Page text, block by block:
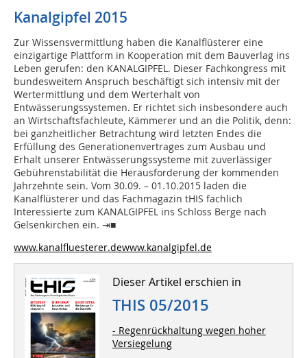
Kanalgipfel 2015
Zur Wissensvermittlung haben die Kanalflüsterer eine
einzigartige Plattform in Kooperation mit dem Bauverlag ins
Leben gerufen: den KANALGIPFEL. Dieser Fachkongress mit
bundesweitem Anspruch beschäftigt sich intensiv mit der
Wertermittlung und dem Werterhalt von
Entwässerungssystemen. Er richtet sich insbesondere auch
an Wirtschaftsfachleute, Kämmerer und an die Politik, denn:
bei ganzheitlicher Betrachtung wird letzten Endes die
Erfüllung des Generationenvertrages zum Ausbau und
Erhalt unserer Entwässerungssysteme mit zuverlässiger
Gebührenstabilität die Herausforderung der kommenden
Jahrzehnte sein. Vom 30.09. – 01.10.2015 laden die
Kanalflüsterer und das Fachmagazin tHIS fachlich
Interessierte zum KANALGIPFEL ins Schloss Berge nach
Gelsenkirchen ein. ⇥■
www.kanalfluesterer.dewww.kanalgipfel.de
Dieser Artikel erschien in
THIS 05/2015
- Regenrückhaltung wegen hoher
Versiegelung